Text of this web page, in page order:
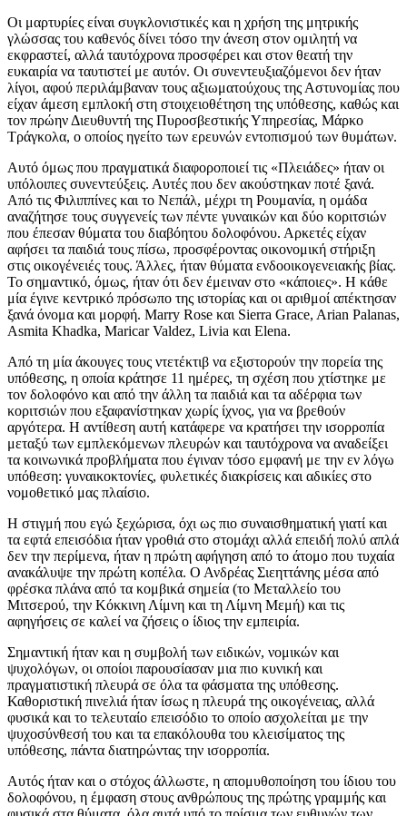
Οι μαρτυρίες είναι συγκλονιστικές και η χρήση της μητρικής
γλώσσας του καθενός δίνει τόσο την άνεση στον ομιλητή να
εκφραστεί, αλλά ταυτόχρονα προσφέρει και στον θεατή την
ευκαιρία να ταυτιστεί με αυτόν. Οι συνεντευξιαζόμενοι δεν ήταν
λίγοι, αφού περιλάμβαναν τους αξιωματούχους της Αστυνομίας που
είχαν άμεση εμπλοκή στη στοιχειοθέτηση της υπόθεσης, καθώς και
τον πρώην Διευθυντή της Πυροσβεστικής Υπηρεσίας, Μάρκο
Τράγκολα, ο οποίος ηγείτο των ερευνών εντοπισμού των θυμάτων.
Αυτό όμως που πραγματικά διαφοροποιεί τις «Πλειάδες» ήταν οι
υπόλοιπες συνεντεύξεις. Αυτές που δεν ακούστηκαν ποτέ ξανά.
Από τις Φιλιππίνες και το Νεπάλ, μέχρι τη Ρουμανία, η ομάδα
αναζήτησε τους συγγενείς των πέντε γυναικών και δύο κοριτσιών
που έπεσαν θύματα του διαβόητου δολοφόνου. Αρκετές είχαν
αφήσει τα παιδιά τους πίσω, προσφέροντας οικονομική στήριξη
στις οικογένειές τους. Άλλες, ήταν θύματα ενδοοικογενειακής βίας.
Το σημαντικό, όμως, ήταν ότι δεν έμειναν στο «κάποιες». Η κάθε
μία έγινε κεντρικό πρόσωπο της ιστορίας και οι αριθμοί απέκτησαν
ξανά όνομα και μορφή. Marry Rose και Sierra Grace, Arian Palanas,
Αsmita Khadka, Maricar Valdez, Livia και Elena.
Από τη μία άκουγες τους ντετέκτιβ να εξιστορούν την πορεία της
υπόθεσης, η οποία κράτησε 11 ημέρες, τη σχέση που χτίστηκε με
τον δολοφόνο και από την άλλη τα παιδιά και τα αδέρφια των
κοριτσιών που εξαφανίστηκαν χωρίς ίχνος, για να βρεθούν
αργότερα. Η αντίθεση αυτή κατάφερε να κρατήσει την ισορροπία
μεταξύ των εμπλεκόμενων πλευρών και ταυτόχρονα να αναδείξει
τα κοινωνικά προβλήματα που έγιναν τόσο εμφανή με την εν λόγω
υπόθεση: γυναικοκτονίες, φυλετικές διακρίσεις και αδικίες στο
νομοθετικό μας πλαίσιο.
Η στιγμή που εγώ ξεχώρισα, όχι ως πιο συναισθηματική γιατί και
τα εφτά επεισόδια ήταν γροθιά στο στομάχι αλλά επειδή πολύ απλά
δεν την περίμενα, ήταν η πρώτη αφήγηση από το άτομο που τυχαία
ανακάλυψε την πρώτη κοπέλα. Ο Ανδρέας Σιεηττάνης μέσα από
φρέσκα πλάνα από τα κομβικά σημεία (το Μεταλλείο του
Μιτσερού, την Κόκκινη Λίμνη και τη Λίμνη Μεμή) και τις
αφηγήσεις σε καλεί να ζήσεις ο ίδιος την εμπειρία.
Σημαντική ήταν και η συμβολή των ειδικών, νομικών και
ψυχολόγων, οι οποίοι παρουσίασαν μια πιο κυνική και
πραγματιστική πλευρά σε όλα τα φάσματα της υπόθεσης.
Καθοριστική πινελιά ήταν ίσως η πλευρά της οικογένειας, αλλά
φυσικά και το τελευταίο επεισόδιο το οποίο ασχολείται με την
ψυχοσύνθεσή του και τα επακόλουθα του κλεισίματος της
υπόθεσης, πάντα διατηρώντας την ισορροπία.
Αυτός ήταν και ο στόχος άλλωστε, η απομυθοποίηση του ίδιου του
δολοφόνου, η έμφαση στους ανθρώπους της πρώτης γραμμής και